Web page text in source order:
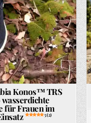
Konos™ TRS
für Frauen im
5 (2)